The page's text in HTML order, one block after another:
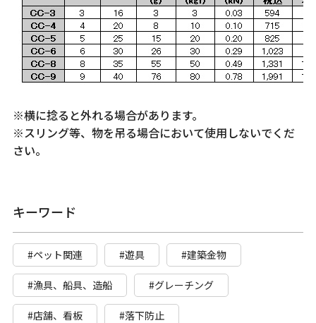
※横に捻ると外れる場合があります。
※スリング等、物を吊る場合において使用しないでくだ
さい。
キーワード
#ペット関連 #遊具 #建築金物
#漁具、船具、造船 #グレーチング
#店舗、看板 #落下防止